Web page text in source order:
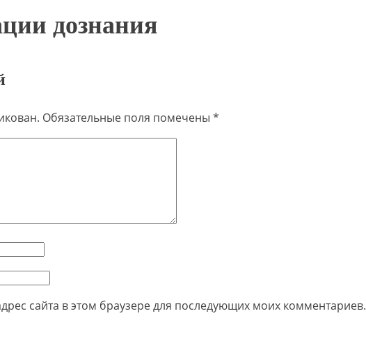
дознания
Обязательные поля помечены *
сайта в этом браузере для последующих моих комментариев.